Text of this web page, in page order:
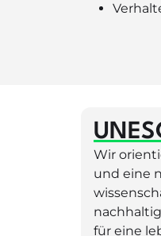
Wir
und eine
für eine